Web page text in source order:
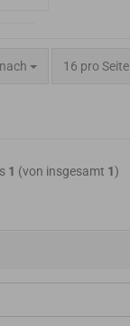
16 pro Seite
pro Seite
1 (von insgesamt 1)